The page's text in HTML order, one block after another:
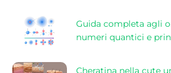
Guida completa agli
numeri quantici e
Cheratina nella cute